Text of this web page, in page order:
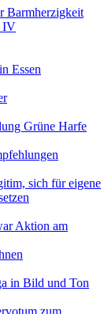
Barmherzigkeit
IV
Essen
Grüne Harfe
sich für eigene
Aktion am
in Bild und Ton
zum